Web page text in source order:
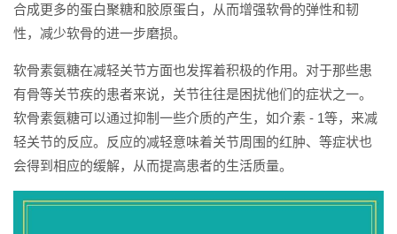
合成更多的蛋白聚糖和胶原蛋白，从而增强软骨的弹性和韧
性，减少软骨的进一步磨损。
软骨素氨糖在减轻关节方面也发挥着积极的作用。对于那些患
有骨等关节疾的患者来说，关节往往是困扰他们的症状之一。
软骨素氨糖可以通过抑制一些介质的产生，如介素 - 1等，来减
轻关节的反应。反应的减轻意味着关节周围的红肿、等症状也
会得到相应的缓解，从而提高患者的生活质量。